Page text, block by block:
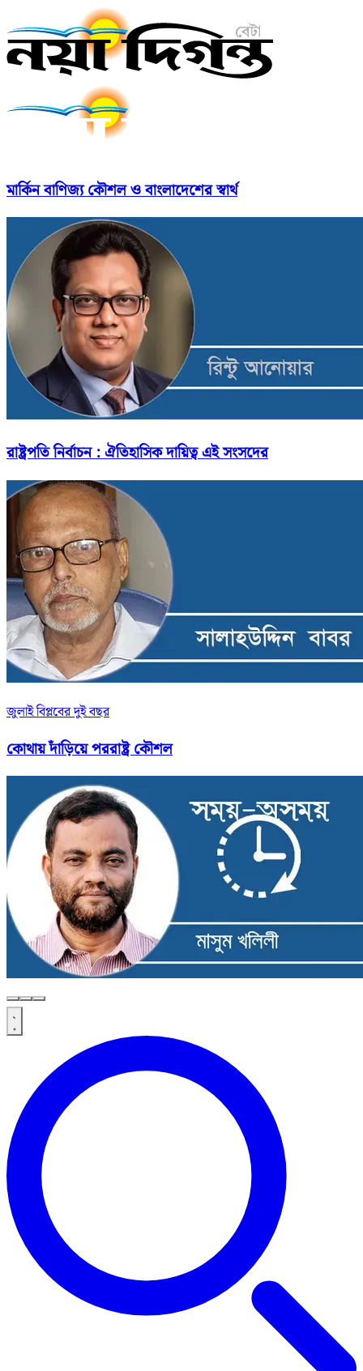
মার্কিন বাণিজ্য কৌশল ও বাংলাদেশের স্বার্থ
রাষ্ট্রপতি নির্বাচন : ঐতিহাসিক দায়িত্ব এই সংসদের
জুলাই বিপ্লবের দুই বছর
কোথায় দাঁড়িয়ে পররাষ্ট্র কৌশল